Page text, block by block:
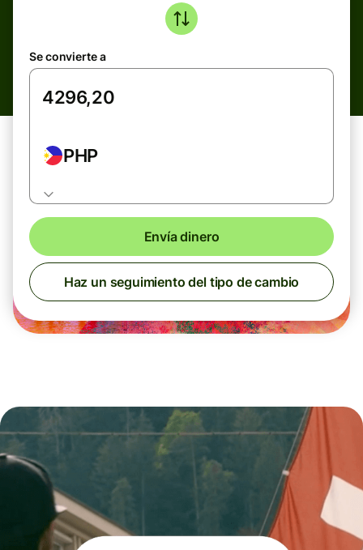
Se convierte a
PHP
Envía dinero
Haz un seguimiento del tipo de cambio